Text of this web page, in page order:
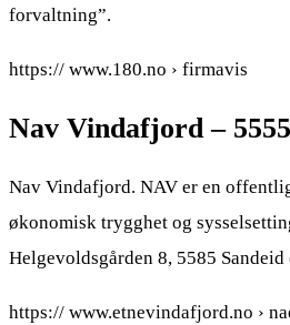
forvaltning”.
https:// www.180.no › firmavis
Nav Vindafjord –
Nav Vindafjord. NAV er en
økonomisk trygghet og
Helgevoldsgården 8, 5585
https:// www.etnevindafjord.no ›